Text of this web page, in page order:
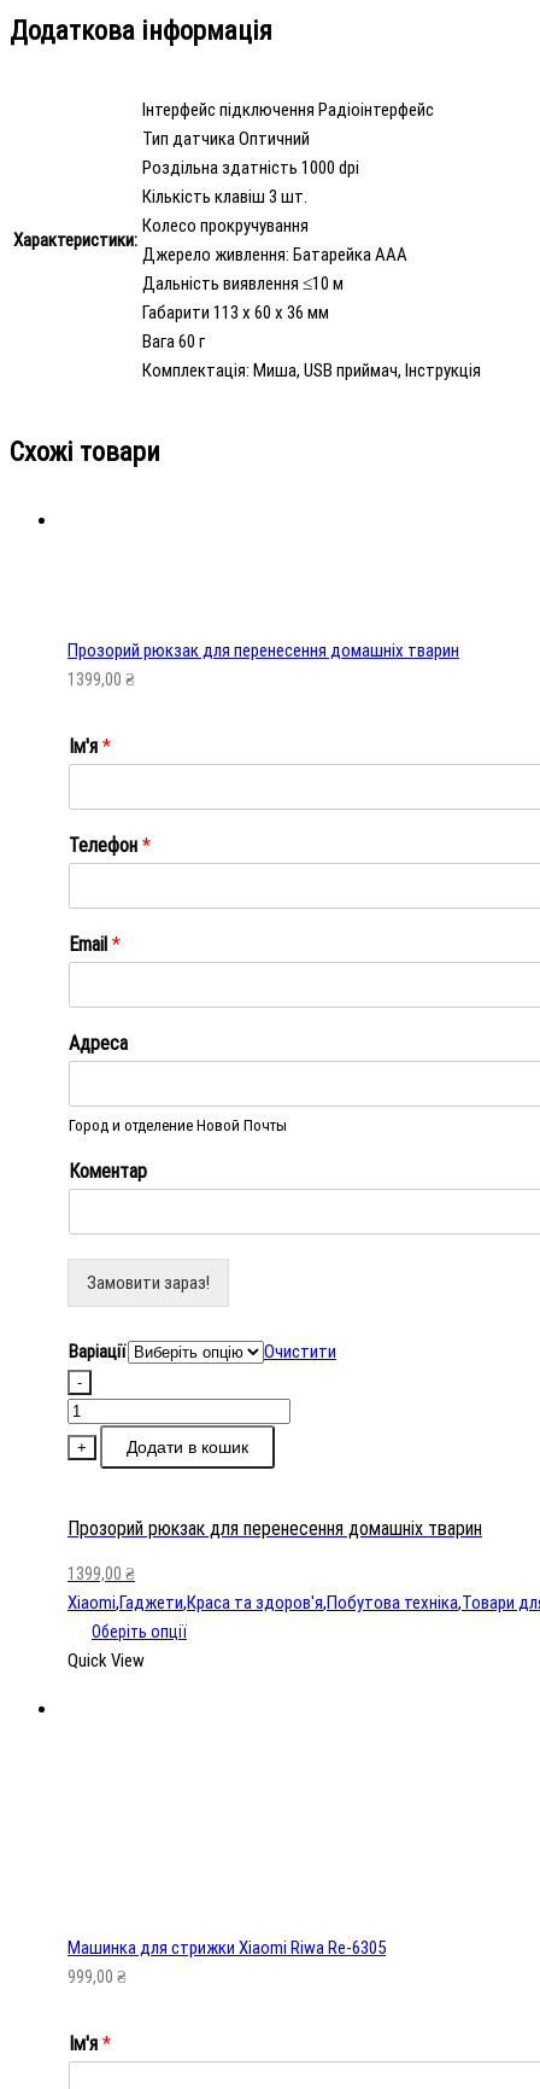
Додаткова інформація
Характеристики:
Інтерфейс підключення Радіоінтерфейс
Тип датчика Оптичний
Роздільна здатність 1000 dpi
Кількість клавіш 3 шт.
Колесо прокручування
Джерело живлення: Батарейка AAA
Дальність виявлення ≤10 м
Габарити 113 x 60 x 36 мм
Вага 60 г
Комплектація: Миша, USB приймач, Інструкція
Схожі товари
Прозорий рюкзак для перенесення домашніх тварин
1399,00 ₴
Ім'я *
Телефон *
Email *
Адреса
Город и отделение Новой Почты
Коментар
Замовити зараз!
Варіації Очистити
-
Прозорий
рюкзак
для
домашніх
кількість
+ Додати в кошик
Прозорий рюкзак для перенесення домашніх тварин
1399,00 ₴
Xiaomi,Гаджети,Краса та здоров'я,Побутова техніка,Товари
Оберіть опції
Quick View
Машинка для стрижки Xiaomi Riwa Re-6305
999,00 ₴
Ім'я *